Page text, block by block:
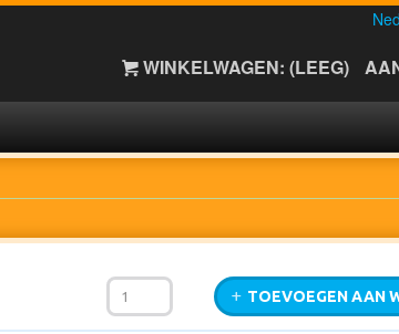
WINKELWAGEN: (LEEG)
TOEVOEGEN AAN